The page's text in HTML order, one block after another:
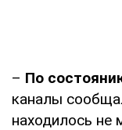
– По
каналы
находилось не